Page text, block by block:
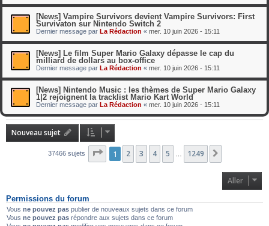
[News] Vampire Survivors devient Vampire Survivors: First
Survivaton sur Nintendo Switch 2
Dernier message par La Rédaction « mer. 10 juin 2026 - 15:11
[News] Le film Super Mario Galaxy dépasse le cap du
milliard de dollars au box-office
Dernier message par La Rédaction « mer. 10 juin 2026 - 15:11
[News] Nintendo Music : les thèmes de Super Mario Galaxy
1|2 rejoignent la tracklist Mario Kart World
Dernier message par La Rédaction « mer. 10 juin 2026 - 15:11
Nouveau sujet
37466 sujets Page sur1249
1 2 3 4 5 1249
Aller
Permissions du forum
Vous ne pouvez pas publier de nouveaux sujets dans ce forum
Vous ne pouvez pas répondre aux sujets dans ce forum